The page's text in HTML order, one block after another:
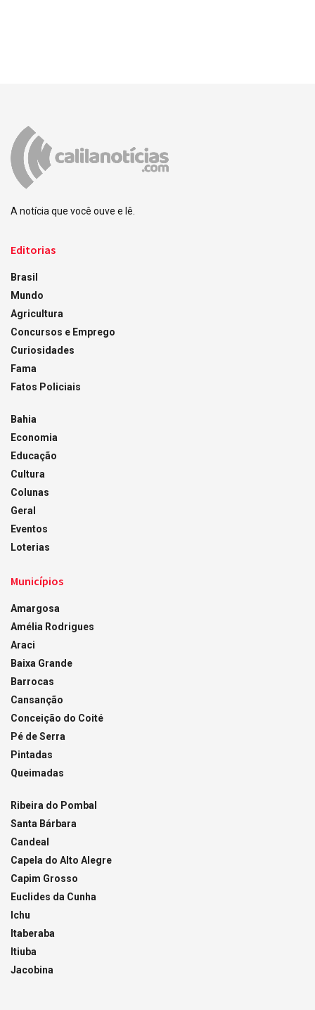
A notícia que você ouve e lê.
Editorias
Brasil
Mundo
Agricultura
Concursos e Emprego
Curiosidades
Fama
Fatos Policiais
Bahia
Economia
Educação
Cultura
Colunas
Geral
Eventos
Loterias
Municípios
Amargosa
Amélia Rodrigues
Araci
Baixa Grande
Barrocas
Cansanção
Conceição do Coité
Pé de Serra
Pintadas
Queimadas
Ribeira do Pombal
Santa Bárbara
Candeal
Capela do Alto Alegre
Capim Grosso
Euclides da Cunha
Ichu
Itaberaba
Itiuba
Jacobina